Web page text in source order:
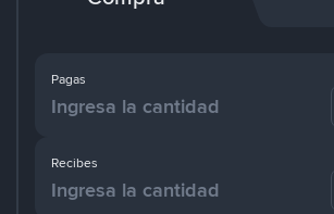
Pagas
Recibes